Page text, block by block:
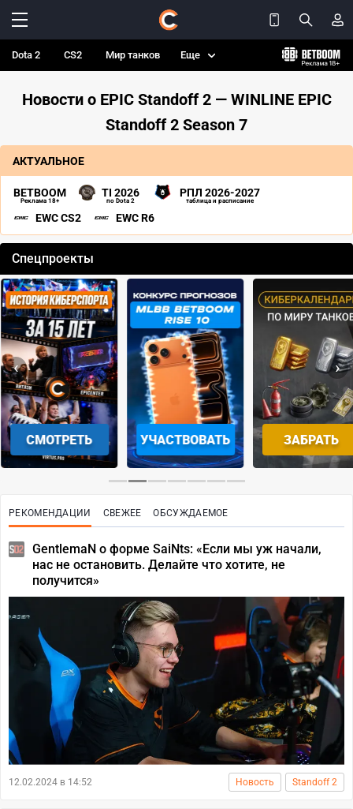
Dota 2 CS2 Мир танков Еще
Новости о EPIC Standoff 2 — WINLINE EPIC
Standoff 2 Season 7
АКТУАЛЬНОЕ
BETBOOM
Реклама 18+
TI 2026
по Dota 2
РПЛ 2026-2027
таблица и расписание
EWC CS2 EWC R6
Спецпроекты
СМОТРЕТЬ УЧАСТВОВАТЬ ЗАБРАТЬ
‹ ›
РЕКОМЕНДАЦИИ СВЕЖЕЕ ОБСУЖДАЕМОЕ
GentlemaN о форме SaiNts: «Если мы уж начали,
нас не остановить. Делайте что хотите, не
получится»
12.02.2024 в 14:52 Новость Standoff 2